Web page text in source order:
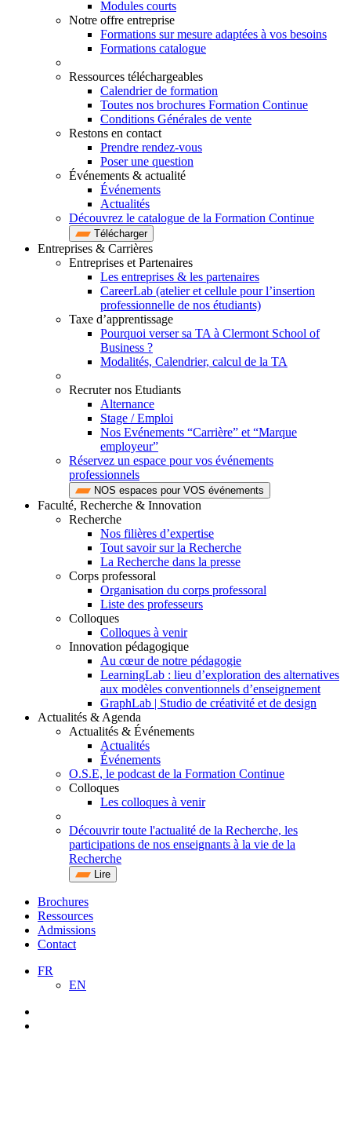
Modules courts
Notre offre entreprise
Formations sur mesure adaptées à vos besoins
Formations catalogue
Ressources téléchargeables
Calendrier de formation
Toutes nos brochures Formation Continue
Conditions Générales de vente
Restons en contact
Prendre rendez-vous
Poser une question
Événements & actualité
Événements
Actualités
Découvrez le catalogue de la Formation Continue
Télécharger
Entreprises & Carrières
Entreprises et Partenaires
Les entreprises & les partenaires
CareerLab (atelier et cellule pour l’insertion
professionnelle de nos étudiants)
Taxe d’apprentissage
Pourquoi verser sa TA à Clermont School of
Business ?
Modalités, Calendrier, calcul de la TA
Recruter nos Etudiants
Alternance
Stage / Emploi
Nos Evénements “Carrière” et “Marque
employeur”
Réservez un espace pour vos événements
professionnels
NOS espaces pour VOS événements
Faculté, Recherche & Innovation
Recherche
Nos filières d’expertise
Tout savoir sur la Recherche
La Recherche dans la presse
Corps professoral
Organisation du corps professoral
Liste des professeurs
Colloques
Colloques à venir
Innovation pédagogique
Au cœur de notre pédagogie
LearningLab : lieu d’exploration des alternatives
aux modèles conventionnels d’enseignement
GraphLab | Studio de créativité et de design
Actualités & Agenda
Actualités & Événements
Actualités
Événements
O.S.E, le podcast de la Formation Continue
Colloques
Les colloques à venir
Découvrir toute l'actualité de la Recherche, les
participations de nos enseignants à la vie de la
Recherche
Lire
Brochures
Ressources
Admissions
Contact
FR
EN